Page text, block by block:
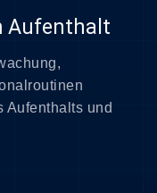
Aufenthalt
Aufenthalts und